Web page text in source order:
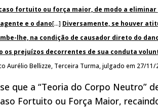
fortuito ou força maior, de modo a
e o dano[…] Diversamente, se houver
lhe, na condição de causador direto do
os prejuízos decorrentes de sua conduta
Aurélio Bellizze, Terceira Turma, julgado em 27/
que a “Teoria do Corpo Neutro”
Fortuito ou Força Maior,